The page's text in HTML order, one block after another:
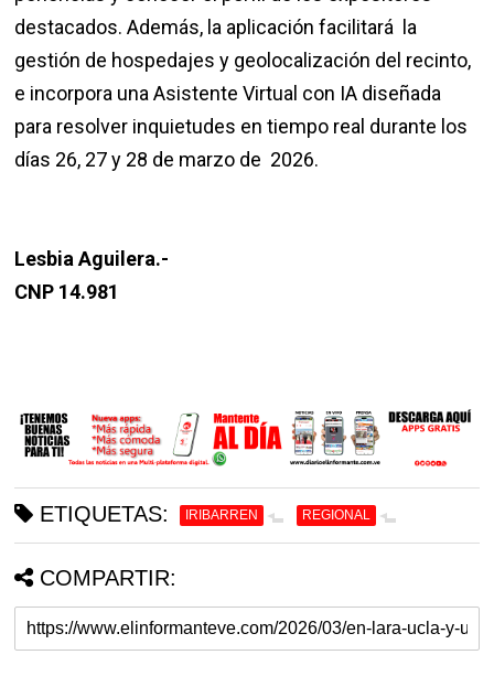
destacados. Además, la aplicación facilitará la
gestión de hospedajes y geolocalización del recinto,
e incorpora una Asistente Virtual con IA diseñada
para resolver inquietudes en tiempo real durante los
días 26, 27 y 28 de marzo de 2026.
Lesbia Aguilera.-
CNP 14.981
ETIQUETAS: IRIBARREN REGIONAL
COMPARTIR: